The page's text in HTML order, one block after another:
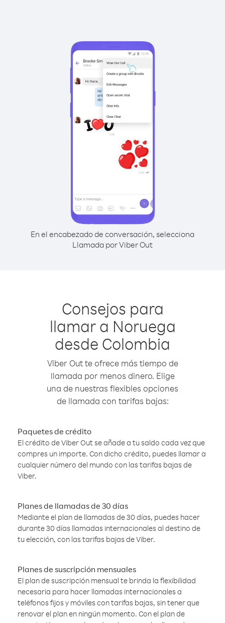
En el encabezado de conversación, selecciona
Llamada por Viber Out
Consejos para
llamar a Noruega
desde Colombia
Viber Out te ofrece más tiempo de
llamada por menos dinero. Elige
una de nuestras flexibles opciones
de llamada con tarifas bajas:
Paquetes de crédito
El crédito de Viber Out se añade a tu saldo cada vez que
compres un importe. Con dicho crédito, puedes llamar a
cualquier número del mundo con las tarifas bajas de
Viber.
Planes de llamadas de 30 días
Mediante el plan de llamadas de 30 días, puedes hacer
durante 30 días llamadas internacionales al destino de
tu elección, con las tarifas bajas de Viber.
Planes de suscripción mensuales
El plan de suscripción mensual te brinda la flexibilidad
necesaria para hacer llamadas internacionales a
teléfonos fijos y móviles con tarifas bajas, sin tener que
renovar el plan en ningún momento. Con el plan de